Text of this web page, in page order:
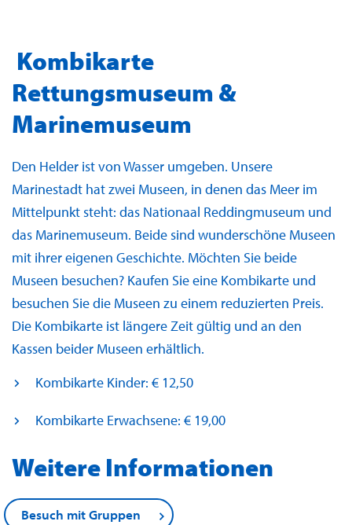
Kombikarte
Rettungsmuseum &
Marinemuseum
Den Helder ist von Wasser umgeben. Unsere
Marinestadt hat zwei Museen, in denen das Meer im
Mittelpunkt steht: das Nationaal Reddingmuseum und
das Marinemuseum. Beide sind wunderschöne Museen
mit ihrer eigenen Geschichte. Möchten Sie beide
Museen besuchen? Kaufen Sie eine Kombikarte und
besuchen Sie die Museen zu einem reduzierten Preis.
Die Kombikarte ist längere Zeit gültig und an den
Kassen beider Museen erhältlich.
Kombikarte Kinder: € 12,50
Kombikarte Erwachsene: € 19,00
Weitere Informationen
Besuch mit Gruppen